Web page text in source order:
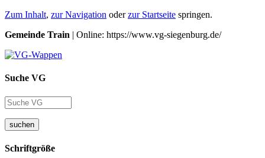
Zum Inhalt, zur Navigation oderzur Startseite springen.
Gemeinde Train | Online: https://www.vg-siegenburg.de/
Suche VG
suchen
Schriftgröße